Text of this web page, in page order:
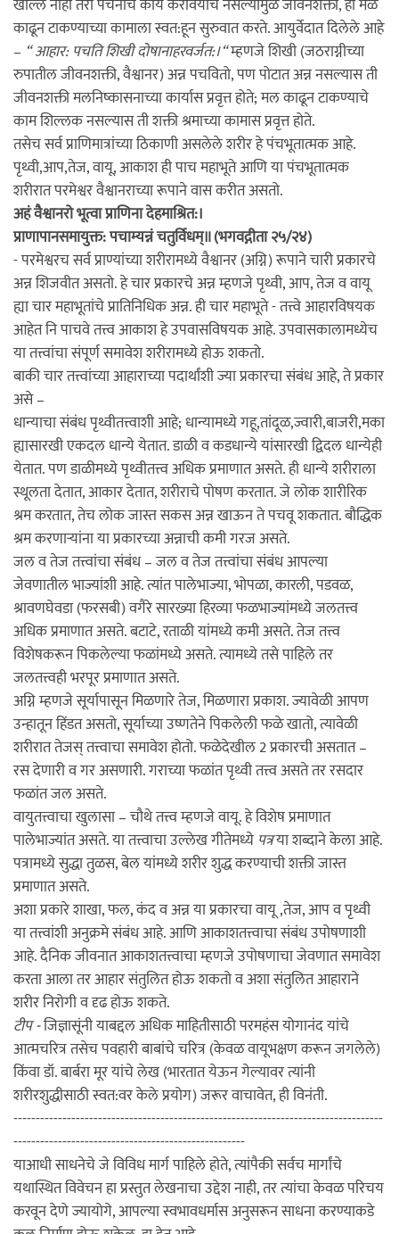
खाल्ले नाही तरी पचनाचे कार्य करावयाचे नसल्यामुळे जीवनशक्ती, हा मळ
काढून टाकण्याच्या कामाला स्वत:हून सुरुवात करते. आयुर्वेदात दिलेले आहे
– “ आहार: पचति शिखी दोषानाहरवर्जत:।“म्हणजे शिखी (जठराग्नीच्या
रुपातील जीवनशक्ती, वैश्वानर) अन्न पचवितो, पण पोटात अन्न नसल्यास ती
जीवनशक्ती मलनिष्कासनाच्या कार्यास प्रवृत्त होते; मल काढून टाकण्याचे
काम शिल्लक नसल्यास ती शक्ती श्रमाच्या कामास प्रवृत्त होते.
तसेच सर्व प्राणिमात्रांच्या ठिकाणी असलेले शरीर हे पंचभूतात्मक आहे.
पृथ्वी,आप,तेज, वायू, आकाश ही पाच महाभूते आणि या पंचभूतात्मक
शरीरात परमेश्वर वैश्वानराच्या रूपाने वास करीत असतो.
अहं वैश्वानरो भूत्वा प्राणिना देहमाश्रित:।
प्राणापानसमायुक्त: पचाम्यन्नं चतुर्विधम्॥ (भगवद्गीता २५/२४)
- परमेश्वरच सर्व प्राण्यांच्या शरीरामध्ये वैश्वानर (अग्नि) रूपाने चारी प्रकारचे
अन्न शिजवीत असतो. हे चार प्रकारचे अन्न म्हणजे पृथ्वी, आप, तेज व वायू
ह्या चार महाभूतांचे प्रातिनिधिक अन्न. ही चार महाभूते - तत्त्वे आहारविषयक
आहेत नि पाचवे तत्त्व आकाश हे उपवासविषयक आहे. उपवासकालामध्येच
या तत्त्वांचा संपूर्ण समावेश शरीरामध्ये होऊ शकतो.
बाकी चार तत्त्वांच्या आहाराच्या पदार्थांशी ज्या प्रकारचा संबंध आहे, ते प्रकार
असे –
धान्याचा संबंध पृथ्वीतत्त्वाशी आहे; धान्यामध्ये गहू,तांदूळ,ज्वारी,बाजरी,मका
ह्यासारखी एकदल धान्ये येतात. डाळी व कडधान्ये यांसारखी द्विदल धान्येही
येतात. पण डाळीमध्ये पृथ्वीतत्त्व अधिक प्रमाणात असते. ही धान्ये शरीराला
स्थूलता देतात, आकार देतात, शरीराचे पोषण करतात. जे लोक शारीरिक
श्रम करतात, तेच लोक जास्त सकस अन्न खाऊन ते पचवू शकतात. बौद्धिक
श्रम करणार्‍यांना या प्रकारच्या अन्नाची कमी गरज असते.
जल व तेज तत्त्वांचा संबंध – जल व तेज तत्त्वांचा संबंध आपल्या
जेवणातील भाज्यांशी आहे. त्यांत पालेभाज्या, भोपळा, कारली, पडवळ,
श्रावणघेवडा (फरसबी) वगैरे सारख्या हिरव्या फळभाज्यांमध्ये जलतत्त्व
अधिक प्रमाणात असते. बटाटे, रताळी यांमध्ये कमी असते. तेज तत्त्व
विशेषकरून पिकलेल्या फळांमध्ये असते. त्यामध्ये तसे पाहिले तर
जलतत्त्वही भरपूर प्रमाणात असते.
अग्नि म्हणजे सूर्यापासून मिळणारे तेज, मिळणारा प्रकाश. ज्यावेळी आपण
उन्हातून हिंडत असतो, सूर्याच्या उष्णतेने पिकलेली फळे खातो, त्यावेळी
शरीरात तेजस् तत्त्वाचा समावेश होतो. फळेदेखील 2 प्रकारची असतात –
रस देणारी व गर असणारी. गराच्या फळांत पृथ्वी तत्त्व असते तर रसदार
फळांत जल असते.
वायुतत्त्वाचा खुलासा – चौथे तत्त्व म्हणजे वायू. हे विशेष प्रमाणात
पालेभाज्यांत असते. या तत्त्वाचा उल्लेख गीतेमध्ये पत्रया शब्दाने केला आहे.
पत्रामध्ये सुद्धा तुळस, बेल यांमध्ये शरीर शुद्ध करण्याची शक्ती जास्त
प्रमाणात असते.
अशा प्रकारे शाखा, फल, कंद व अन्न या प्रकारचा वायू ,तेज, आप व पृथ्वी
या तत्त्वांशी अनुक्रमे संबंध आहे. आणि आकाशतत्त्वाचा संबंध उपोषणाशी
आहे. दैनिक जीवनात आकाशतत्त्वाचा म्हणजे उपोषणाचा जेवणात समावेश
करता आला तर आहार संतुलित होऊ शकतो व अशा संतुलित आहाराने
शरीर निरोगी व दृढ होऊ शकते.
टीप -जिज्ञासूंनी याबद्दल अधिक माहितीसाठी परमहंस योगानंद यांचे
आत्मचरित्र तसेच पवहारी बाबांचे चरित्र (केवळ वायूभक्षण करून जगलेले)
किंवा डॉ. बार्बरा मूर यांचे लेख (भारतात येऊन गेल्यावर त्यांनी
शरीरशुद्धीसाठी स्वत:वर केले प्रयोग) जरूर वाचावेत, ही विनंती.
-----------------------------------------------------------------------------------
----------------------------------------------------
याआधी साधनेचे जे विविध मार्ग पाहिले होते, त्यांपैकी सर्वच मार्गांचे
यथास्थित विवेचन हा प्रस्तुत लेखनाचा उद्देश नाही, तर त्यांचा केवळ परिचय
करवून देणे ज्यायोगे, आपल्या स्वभावधर्मास अनुसरून साधना करण्याकडे